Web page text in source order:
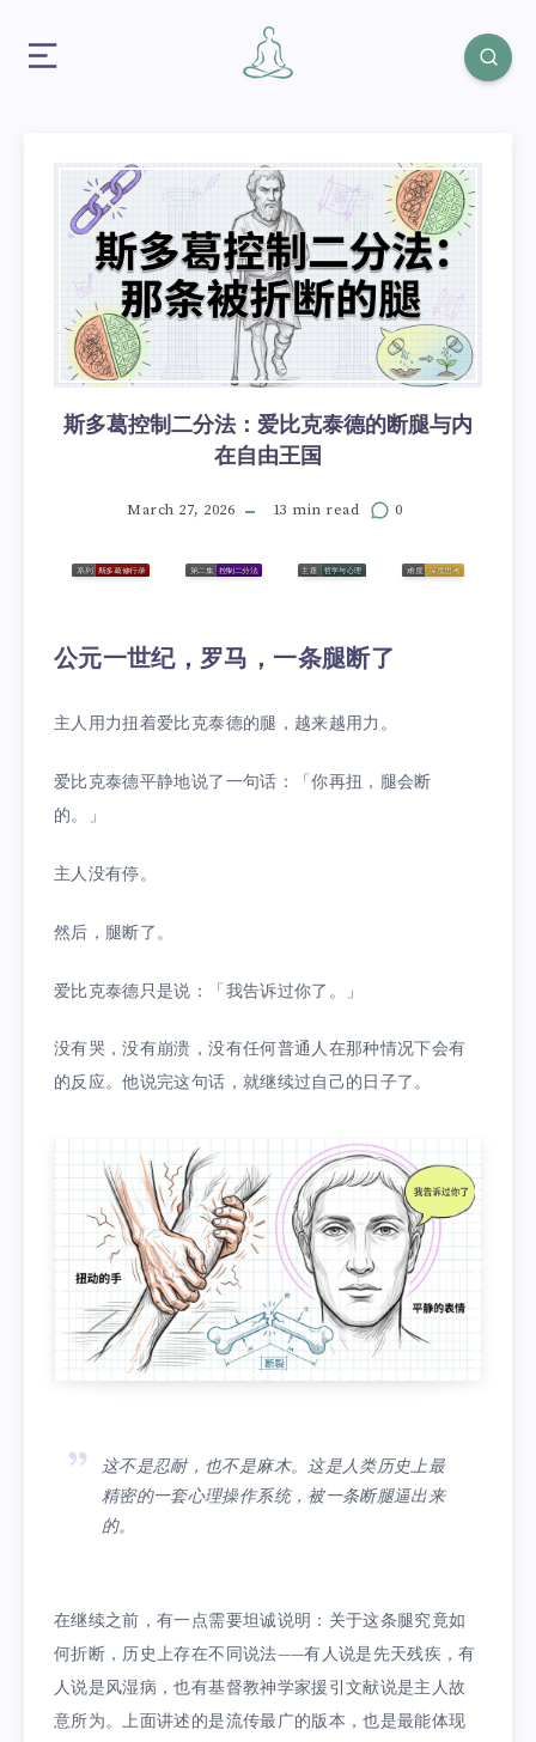
斯多葛控制二分法：爱比克泰德的断腿与内
在自由王国
March 27, 2026 13 min read 0
公元一世纪，罗马，一条腿断了
主人用力扭着爱比克泰德的腿，越来越用力。
爱比克泰德平静地说了一句话：「你再扭，腿会断
的。」
主人没有停。
然后，腿断了。
爱比克泰德只是说：「我告诉过你了。」
没有哭，没有崩溃，没有任何普通人在那种情况下会有
的反应。他说完这句话，就继续过自己的日子了。
这不是忍耐，也不是麻木。这是人类历史上最
精密的一套心理操作系统，被一条断腿逼出来
的。
在继续之前，有一点需要坦诚说明：关于这条腿究竟如
何折断，历史上存在不同说法——有人说是先天残疾，有
人说是风湿病，也有基督教神学家援引文献说是主人故
意所为。上面讲述的是流传最广的版本，也是最能体现